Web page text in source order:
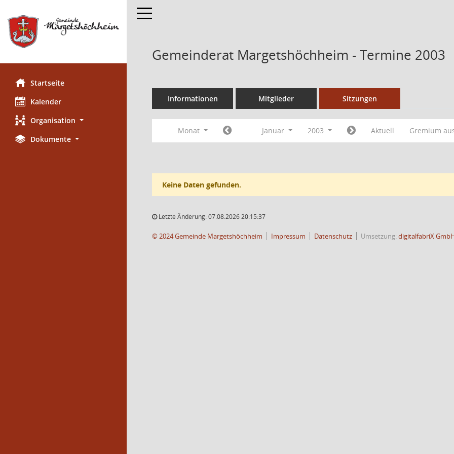
Startseite
Kalender
Organisation
Dokumente
Toggle navigation
Gemeinderat Margetshöchheim - Termine 2003
Informationen Mitglieder Sitzungen
Monat Januar 2003 Aktuell Gremium
Keine Daten gefunden.
Letzte Änderung: 07.08.2026 20:15:37
© 2024 Gemeinde Margetshöchheim Impressum Datenschutz Umsetzung:digitalfabriX